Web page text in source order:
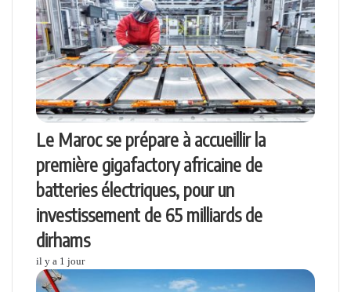
Le Maroc se prépare à accueillir la
première gigafactory africaine de
batteries électriques, pour un
investissement de 65 milliards de
dirhams
il y a 1 jour